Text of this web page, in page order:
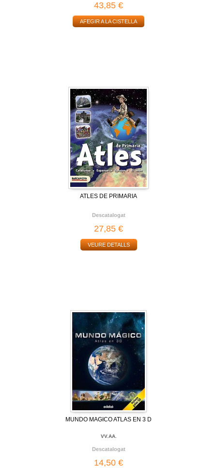
43,85 €
AFEGIR A LA CISTELLA
ATLES DE PRIMARIA
Descatalogat
27,85 €
VEURE DETALLS
MUNDO MAGICO ATLAS EN 3 D
VV.AA.
Descatalogat
14,50 €